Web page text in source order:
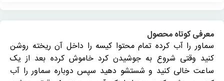
معرفی کوتاه محصول
سماور را آب کرده تمام محتوا کیسه را داخل آن ریخته روشن
کنید وقتی شروع به جوشیدن کرد خاموش کرده بعد از یک
ساعت خالی کنید و شستشو دهید سپس دوباره سماور را آب